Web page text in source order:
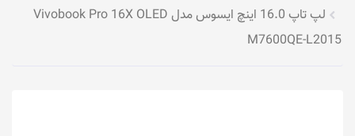
لپ تاپ 16.0 اینچ ایسوس مدل Vivobook Pro 16X OLED
M7600QE-L2015